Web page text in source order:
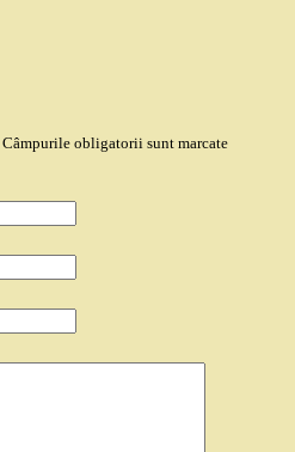
Câmpurile obligatorii sunt marcate